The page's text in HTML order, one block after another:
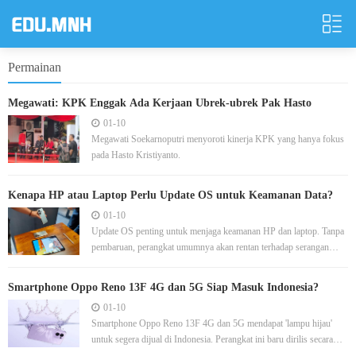
Permainan
Megawati: KPK Enggak Ada Kerjaan Ubrek-ubrek Pak Hasto
01-10
Megawati Soekarnoputri menyoroti kinerja KPK yang hanya fokus
pada Hasto Kristiyanto.
Kenapa HP atau Laptop Perlu Update OS untuk Keamanan Data?
01-10
Update OS penting untuk menjaga keamanan HP dan laptop. Tanpa
pembaruan, perangkat umumnya akan rentan terhadap serangan
Smartphone Oppo Reno 13F 4G dan 5G Siap Masuk Indonesia?
01-10
Smartphone Oppo Reno 13F 4G dan 5G mendapat 'lampu hijau'
untuk segera dijual di Indonesia. Perangkat ini baru dirilis secara